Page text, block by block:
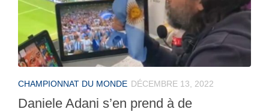
CHAMPIONNAT DU MONDE DÉCEMBRE 13, 2022
Daniele Adani s’en prend à de